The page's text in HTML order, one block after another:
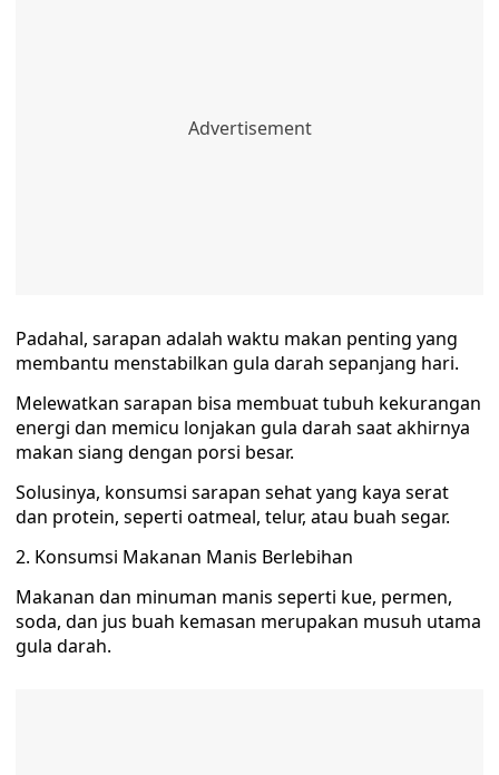
Padahal, sarapan adalah waktu makan penting yang
membantu menstabilkan gula darah sepanjang hari.
Melewatkan sarapan bisa membuat tubuh kekurangan
energi dan memicu lonjakan gula darah saat akhirnya
makan siang dengan porsi besar.
Solusinya, konsumsi sarapan sehat yang kaya serat
dan protein, seperti oatmeal, telur, atau buah segar.
2. Konsumsi Makanan Manis Berlebihan
Makanan dan minuman manis seperti kue, permen,
soda, dan jus buah kemasan merupakan musuh utama
gula darah.